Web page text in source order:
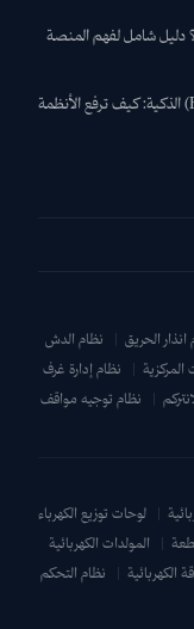
ما هي برمجيات نظام إدارة المباني BMS؟ دليل شامل لفهم المنصة
أنظمة التحكم بالتكييف والتهوية (HVAC) الذكية: كيف ترفع الأنظمة
انذار الحريق |
نظام الدش
المركزية |
نظام إدارة غرف
|
نظام توجيه مواقف
|
لوحات توزيع الكهرباء
|
المولدات الكهربائية
الكهربائية |
نظام التحكم